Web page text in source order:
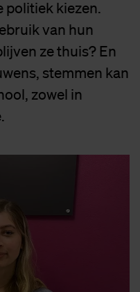
politiek kiezen.
van hun
ze thuis? En
stemmen kan
zowel in